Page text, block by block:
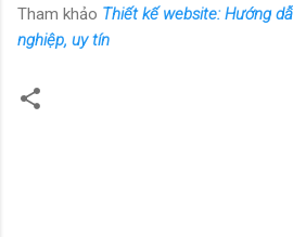
Tham khảo Thiết kế website: Hướng
nghiệp, uy tín